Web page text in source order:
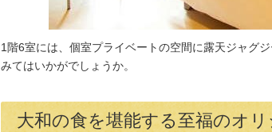
1階6室には、個室プライベートの空間に露天ジャグ
みてはいかがでしょうか。
大和の食を堪能する至福のオ